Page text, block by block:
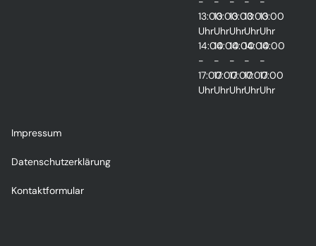
13:00
Uhr
14:00
-
17:00
Uhr
13:00
Uhr
14:00
-
17:00
Uhr
13:00
Uhr
14:00
-
17:00
Uhr
13:00
Uhr
14:00
-
17:00
Uhr
13:00
Uhr
14:00
-
17:00
Uhr
Impressum
Datenschutzerklärung
Kontaktformular